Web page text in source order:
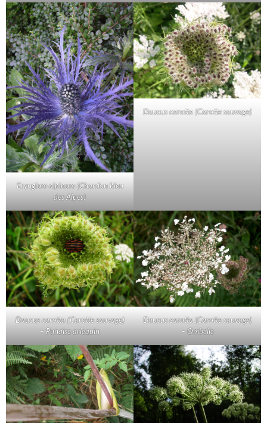
Eryngium alpinum (Chardon bleu
des Alpes)
Daucus carotta (Carotte sauvage)
Daucus carotta (Carotte sauvage)
– Punaise arlequin
Daucus carotta (Carotte sauvage)
– Ombelle